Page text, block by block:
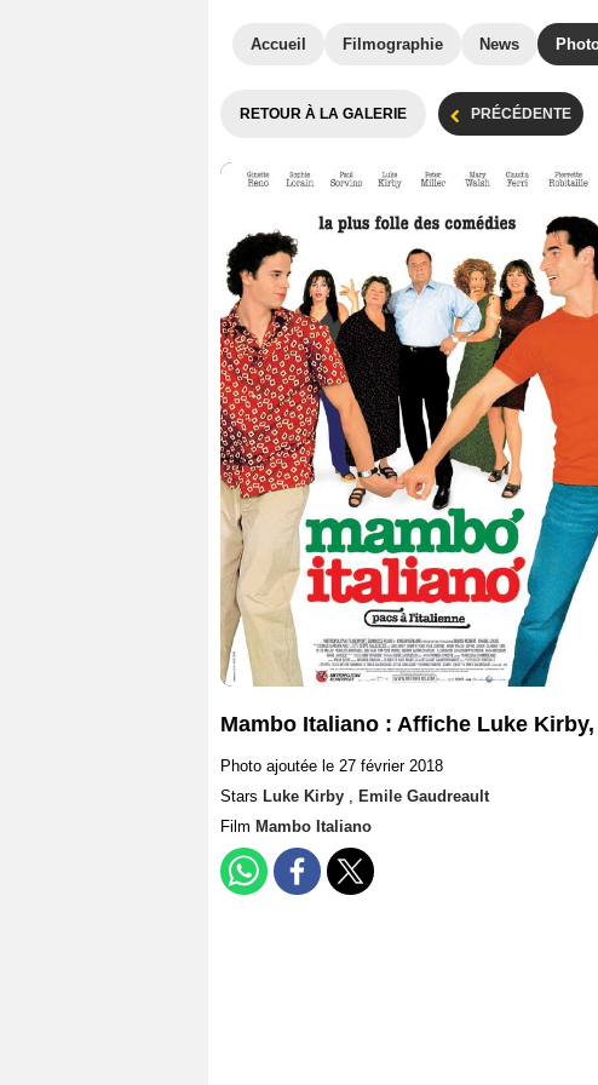
Accueil Filmographie News
RETOUR À LA GALERIE PRÉCÉDENTE
Mambo Italiano : Affiche Luke
Photo ajoutée le 27 février 2018
Stars Luke Kirby , Emile Gaudreault
Film Mambo Italiano